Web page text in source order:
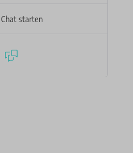
Chat starten